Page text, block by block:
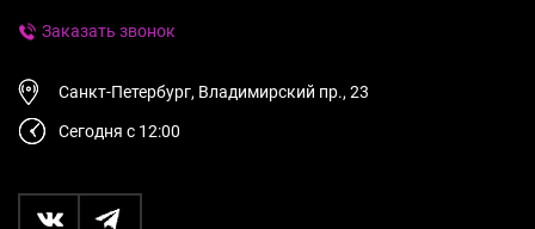
Заказать звонок
Санкт-Петербург, Владимирский пр., 23
Сегодня с 12:00